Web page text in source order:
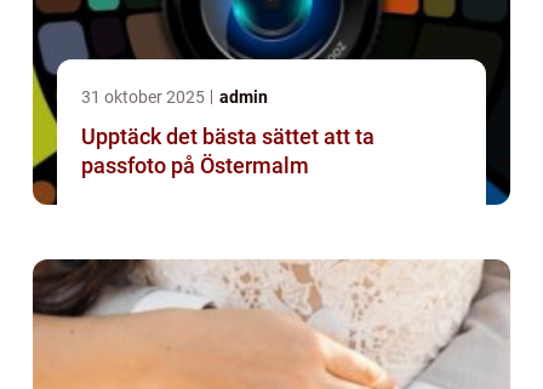
31 oktober 2025 admin
Upptäck det bästa sättet att ta
passfoto på Östermalm